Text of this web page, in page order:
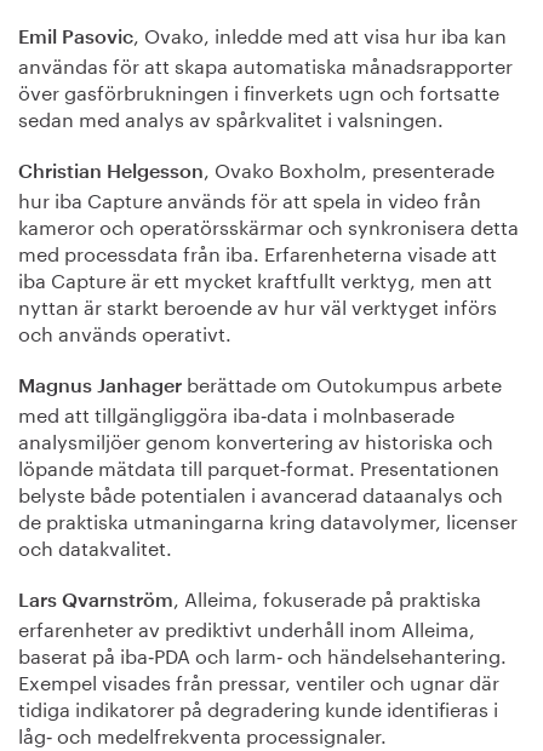
Emil Pasovic, Ovako, inledde med att visa hur iba kan
användas för att skapa automatiska månadsrapporter
över gasförbrukningen i finverkets ugn och fortsatte
sedan med analys av spårkvalitet i valsningen.
Christian Helgesson, Ovako Boxholm, presenterade
hur iba Capture används för att spela in video från
kameror och operatörsskärmar och synkronisera detta
med processdata från iba. Erfarenheterna visade att
iba Capture är ett mycket kraftfullt verktyg, men att
nyttan är starkt beroende av hur väl verktyget införs
och används operativt.
Magnus Janhager berättade om Outokumpus arbete
med att tillgängliggöra iba‑data i molnbaserade
analysmiljöer genom konvertering av historiska och
löpande mätdata till parquet‑format. Presentationen
belyste både potentialen i avancerad dataanalys och
de praktiska utmaningarna kring datavolymer, licenser
och datakvalitet.
Lars Qvarnström, Alleima, fokuserade på praktiska
erfarenheter av prediktivt underhåll inom Alleima,
baserat på iba‑PDA och larm‑ och händelsehantering.
Exempel visades från pressar, ventiler och ugnar där
tidiga indikatorer på degradering kunde identifieras i
låg‑ och medelfrekventa processignaler.